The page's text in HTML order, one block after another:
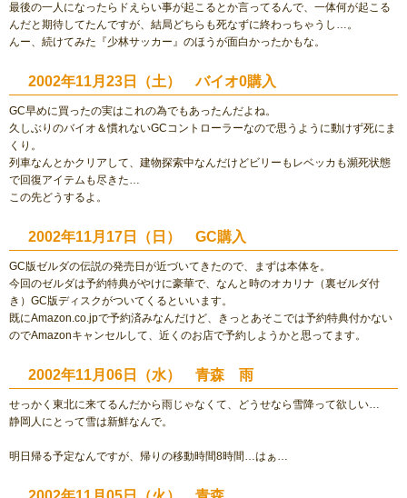
最後の一人になったらドえらい事が起こるとか言ってるんで、一体何が起こる
んだと期待してたんですが、結局どちらも死なずに終わっちゃうし…。
んー、続けてみた『少林サッカー』のほうが面白かったかもな。
2002年11月23日（土） バイオ0購入
GC早めに買ったの実はこれの為でもあったんだよね。
久しぶりのバイオ＆慣れないGCコントローラーなので思うように動けず死にま
くり。
列車なんとかクリアして、建物探索中なんだけどビリーもレベッカも瀕死状態
で回復アイテムも尽きた…
この先どうするよ。
2002年11月17日（日） GC購入
GC版ゼルダの伝説の発売日が近づいてきたので、まずは本体を。
今回のゼルダは予約特典がやけに豪華で、なんと時のオカリナ（裏ゼルダ付
き）GC版ディスクがついてくるといいます。
既にAmazon.co.jpで予約済みなんだけど、きっとあそこでは予約特典付かない
のでAmazonキャンセルして、近くのお店で予約しようかと思ってます。
2002年11月06日（水） 青森 雨
せっかく東北に来てるんだから雨じゃなくて、どうせなら雪降って欲しい…
静岡人にとって雪は新鮮なんで。
明日帰る予定なんですが、帰りの移動時間8時間…はぁ…